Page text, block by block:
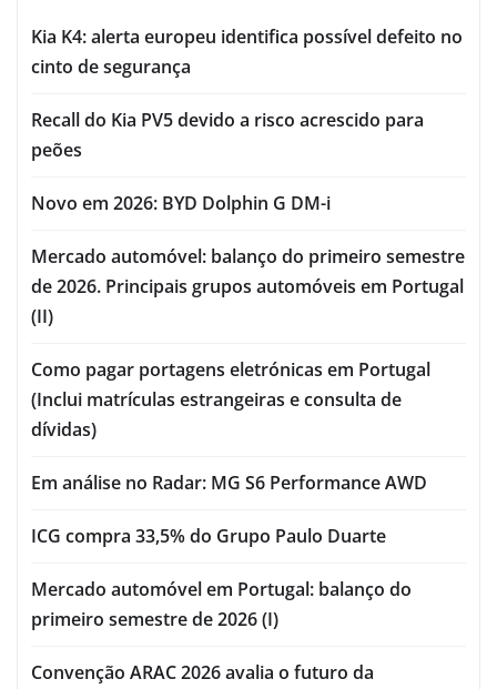
Kia K4: alerta europeu identifica possível defeito no
cinto de segurança
Recall do Kia PV5 devido a risco acrescido para
peões
Novo em 2026: BYD Dolphin G DM-i
Mercado automóvel: balanço do primeiro semestre
de 2026. Principais grupos automóveis em Portugal
(II)
Como pagar portagens eletrónicas em Portugal
(Inclui matrículas estrangeiras e consulta de
dívidas)
Em análise no Radar: MG S6 Performance AWD
ICG compra 33,5% do Grupo Paulo Duarte
Mercado automóvel em Portugal: balanço do
primeiro semestre de 2026 (I)
Convenção ARAC 2026 avalia o futuro da